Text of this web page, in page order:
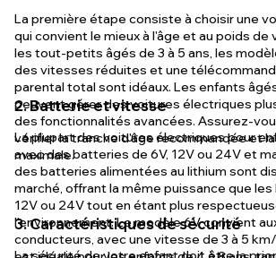
La première étape consiste à choisir une
qui convient le mieux à l'âge et au poids de
les tout-petits âgés de 3 à 5 ans, les
des vitesses réduites et une
parental total sont idéaux. Les enfants
peuvent gérer des voitures électriques
des fonctionnalités avancées. Assurez-
vérifier la tranche d'âge recommandée et
maximale.
2. Batterie et vitesse
La plupart des voitures électriques pour
avec des batteries de 6V, 12V ou 24V et
des batteries alimentées au lithium sont
marché, offrant la même puissance que
12V ou 24V tout en étant plus
l'environnement. Le modèle 6V convient
conducteurs, avec une vitesse de 3 à 5
3. Caractéristiques de sécurité